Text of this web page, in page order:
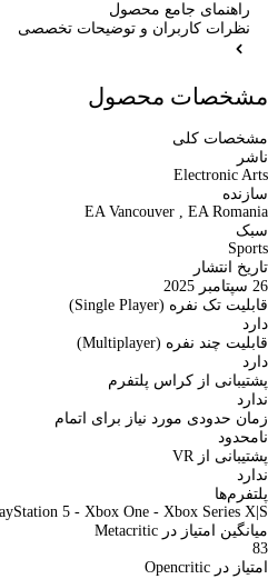
راهنمای جامع محصول
نظرات کاربران و توضیحات تخصصی
مشخصات محصول
مشخصات کلی
ناشر
Electronic Arts
سازنده
EA Vancouver , EA Romania
سبک
Sports
تاریخ انتشار
26 سپتامبر 2025
قابلیت تک نفره (Single Player)
دارد
قابلیت چند نفره (Multiplayer)
دارد
پشتیبانی از کراس پلتفرم
ندارد
زمان حدودی مورد نیاز برای اتمام
نامحدود
پشتیبانی از VR
ندارد
پلتفرم‌ها
5 - Xbox One - Xbox Series X|S
میانگین امتیاز در Metacritic
83
امتیاز در Opencritic